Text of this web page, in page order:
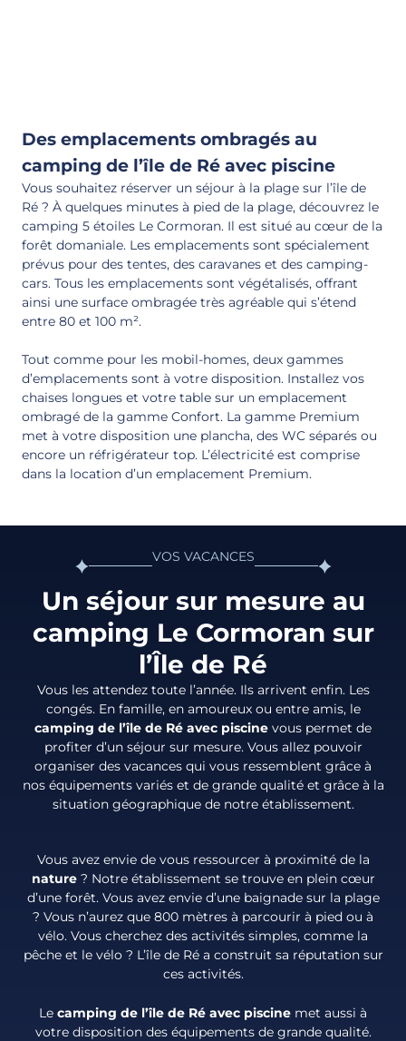
Des emplacements ombragés au
camping de l’île de Ré avec piscine
Vous souhaitez réserver un séjour à la plage sur l’île de
Ré ? À quelques minutes à pied de la plage, découvrez le
camping 5 étoiles Le Cormoran. Il est situé au cœur de la
forêt domaniale. Les emplacements sont spécialement
prévus pour des tentes, des caravanes et des camping-
cars. Tous les emplacements sont végétalisés, offrant
ainsi une surface ombragée très agréable qui s’étend
entre 80 et 100 m².
Tout comme pour les mobil-homes, deux gammes
d’emplacements sont à votre disposition. Installez vos
chaises longues et votre table sur un emplacement
ombragé de la gamme Confort. La gamme Premium
met à votre disposition une plancha, des WC séparés ou
encore un réfrigérateur top. L’électricité est comprise
dans la location d’un emplacement Premium.
VOS VACANCES
Un séjour sur mesure au
camping Le Cormoran sur
l’Île de Ré
Vous les attendez toute l’année. Ils arrivent enfin. Les
congés. En famille, en amoureux ou entre amis, le
camping de l’île de Ré avec piscine vous permet de
profiter d’un séjour sur mesure. Vous allez pouvoir
organiser des vacances qui vous ressemblent grâce à
nos équipements variés et de grande qualité et grâce à la
situation géographique de notre établissement.
Vous avez envie de vous ressourcer à proximité de la
nature ? Notre établissement se trouve en plein cœur
d’une forêt. Vous avez envie d’une baignade sur la plage
? Vous n’aurez que 800 mètres à parcourir à pied ou à
vélo. Vous cherchez des activités simples, comme la
pêche et le vélo ? L’île de Ré a construit sa réputation sur
ces activités.
Le camping de l’île de Ré avec piscine met aussi à
votre disposition des équipements de grande qualité.